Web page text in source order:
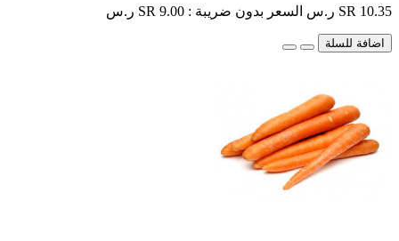
SR 10.35 ر.س السعر بدون ضريبة : SR 9.00 ر.س
اضافة للسلة